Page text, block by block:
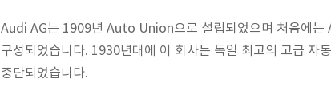
Audi AG는 1909년 Auto Union으로 설립되었으며 처음에
구성되었습니다. 1930년대에 이 회사는 독일 최고의 고급 자
중단되었습니다.